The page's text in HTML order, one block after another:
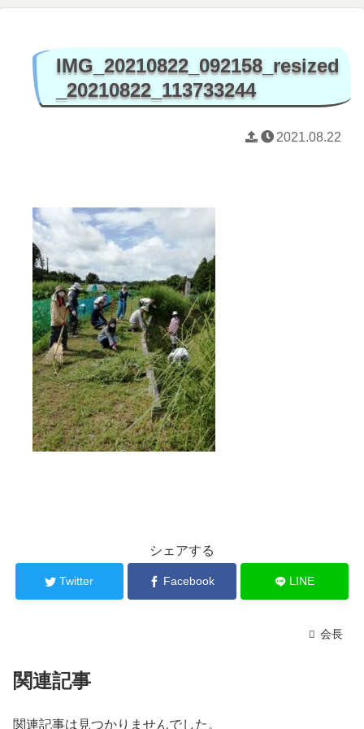
IMG_20210822_092158_resized
_20210822_113733244
2021.08.22
シェアする
Twitter Facebook LINE
会長
関連記事
関連記事は見つかりませんでした。